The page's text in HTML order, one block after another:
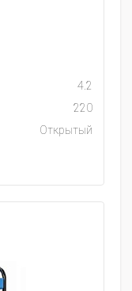
4.2
220
Открытый